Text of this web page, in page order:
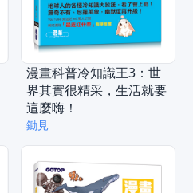
漫畫科普冷知識王3：世
界其實很精采，生活就要
這麼嗨！
鋤見